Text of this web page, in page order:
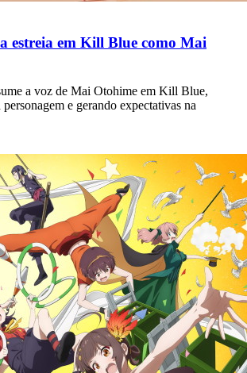
estreia em Kill Blue como Mai
a voz de Mai Otohime em Kill Blue,
e gerando expectativas na